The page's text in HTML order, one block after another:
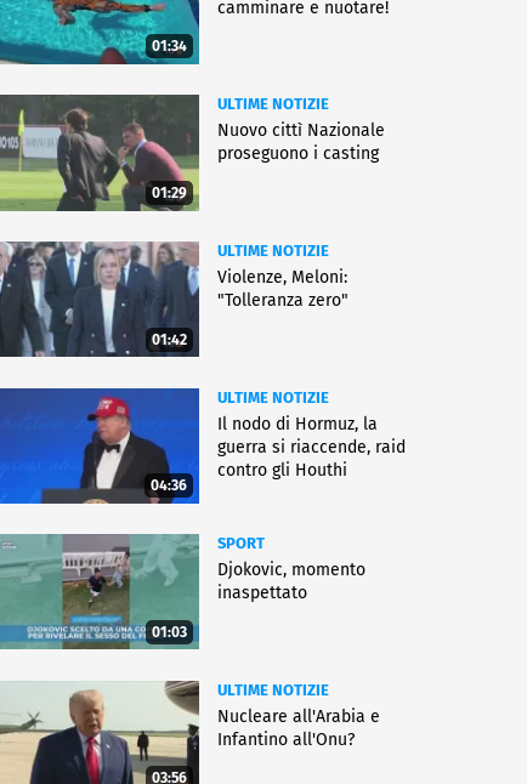
01:34
camminare e nuotare!
01:29
ULTIME NOTIZIE
Nuovo cittì Nazionale
proseguono i casting
01:42
ULTIME NOTIZIE
Violenze, Meloni:
"Tolleranza zero"
04:36
ULTIME NOTIZIE
Il nodo di Hormuz, la
guerra si riaccende, raid
contro gli Houthi
01:03
SPORT
Djokovic, momento
inaspettato
03:56
ULTIME NOTIZIE
Nucleare all'Arabia e
Infantino all'Onu?